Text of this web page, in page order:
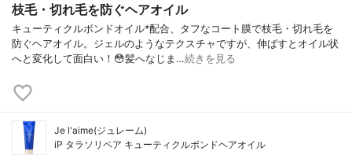
枝毛・切れ毛を防ぐヘアオイル
キューティクルボンドオイル*配合、タフなコート膜で枝毛・切れ毛を
防ぐヘアオイル。ジェルのようなテクスチャですが、伸ばすとオイル状
へと変化して面白い！😳髪へなじま…続きを見る
Je l'aime(ジュレーム)
iP タラソリペア キューティクルボンドヘアオイル